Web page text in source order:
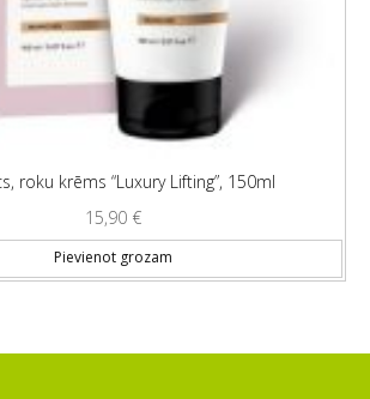
roku krēms “Luxury Lifting”, 150ml
15,90 €
Pievienot grozam